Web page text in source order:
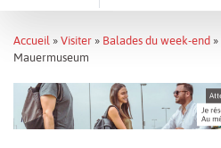
Accueil » Visiter » Balades du week-end »
Mauermuseum